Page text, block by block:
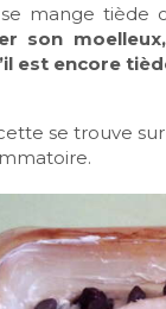
mange tiède
son
est encore
se trouve